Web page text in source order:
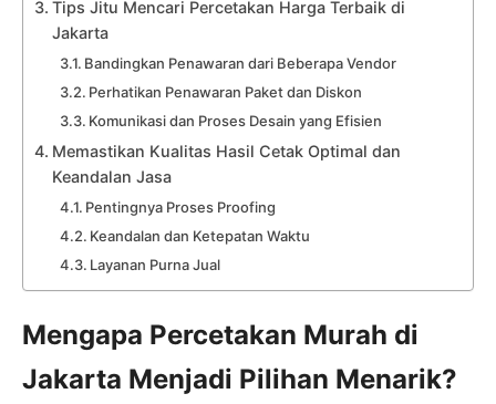
Tips Jitu Mencari Percetakan Harga Terbaik di
Jakarta
Bandingkan Penawaran dari Beberapa Vendor
Perhatikan Penawaran Paket dan Diskon
Komunikasi dan Proses Desain yang Efisien
Memastikan Kualitas Hasil Cetak Optimal dan
Keandalan Jasa
Pentingnya Proses Proofing
Keandalan dan Ketepatan Waktu
Layanan Purna Jual
Mengapa Percetakan Murah di
Jakarta Menjadi Pilihan Menarik?